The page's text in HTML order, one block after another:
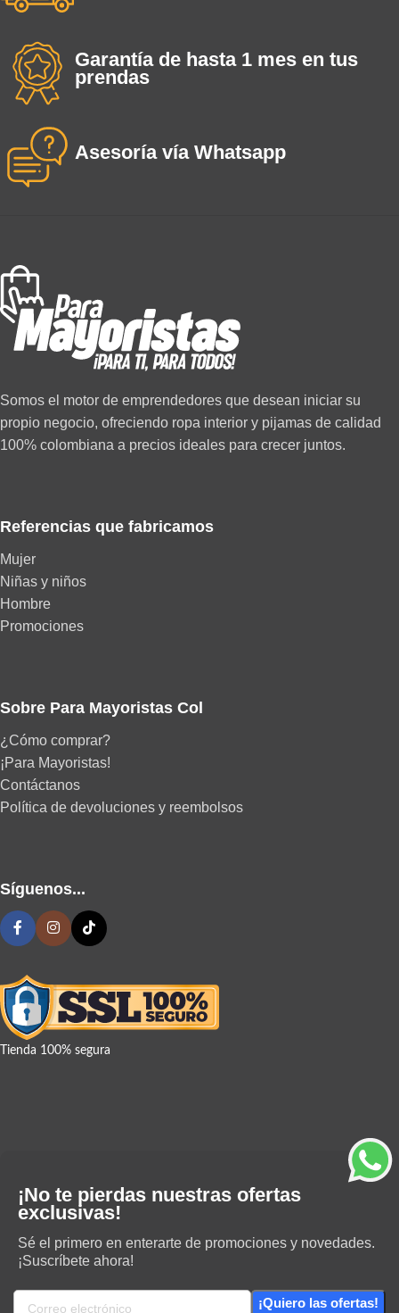
Garantía de hasta 1 mes en tus
prendas
Asesoría vía Whatsapp
Somos el motor de emprendedores que desean iniciar su
propio negocio, ofreciendo ropa interior y pijamas de calidad
100% colombiana a precios ideales para crecer juntos.
Referencias que fabricamos
Mujer
Niñas y niños
Hombre
Promociones
Sobre Para Mayoristas Col
¿Cómo comprar?
¡Para Mayoristas!
Contáctanos
Política de devoluciones y reembolsos
Síguenos...
Tienda 100% segura
¡No te pierdas nuestras ofertas
exclusivas!
Sé el primero en enterarte de promociones y novedades.
¡Suscríbete ahora!